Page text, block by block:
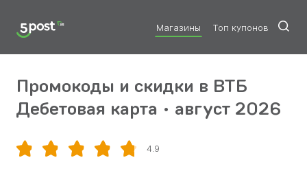
Магазины Топ купонов
Промокоды и скидки в ВТБ
Дебетовая карта • август 2026
4.9
Скопировать